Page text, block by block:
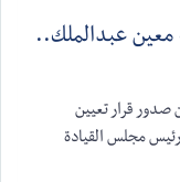
معين عبدالملك..
صدور قرار تعيين
مجلس القيادة